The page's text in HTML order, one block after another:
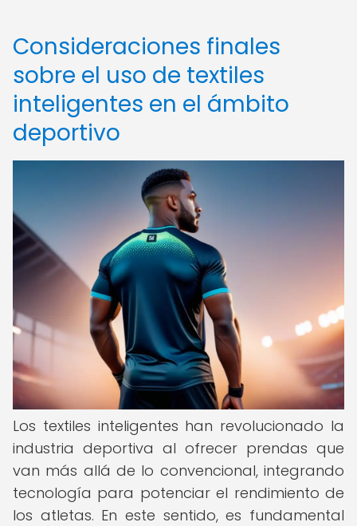
Consideraciones finales
sobre el uso de textiles
inteligentes en el ámbito
deportivo
Los textiles inteligentes han revolucionado la
industria deportiva al ofrecer prendas que
van más allá de lo convencional, integrando
tecnología para potenciar el rendimiento de
los atletas. En este sentido, es fundamental